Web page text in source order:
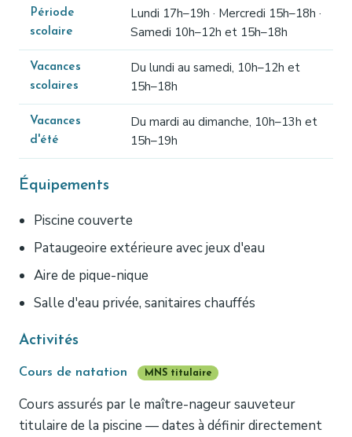
Période
scolaire
Lundi 17h–19h · Mercredi 15h–18h ·
Samedi 10h–12h et 15h–18h
Vacances
scolaires
Du lundi au samedi, 10h–12h et
15h–18h
Vacances
d'été
Du mardi au dimanche, 10h–13h et
15h–19h
Équipements
Piscine couverte
Pataugeoire extérieure avec jeux d'eau
Aire de pique-nique
Salle d'eau privée, sanitaires chauffés
Activités
Cours de natation MNS titulaire
Cours assurés par le maître-nageur sauveteur
titulaire de la piscine — dates à définir directement